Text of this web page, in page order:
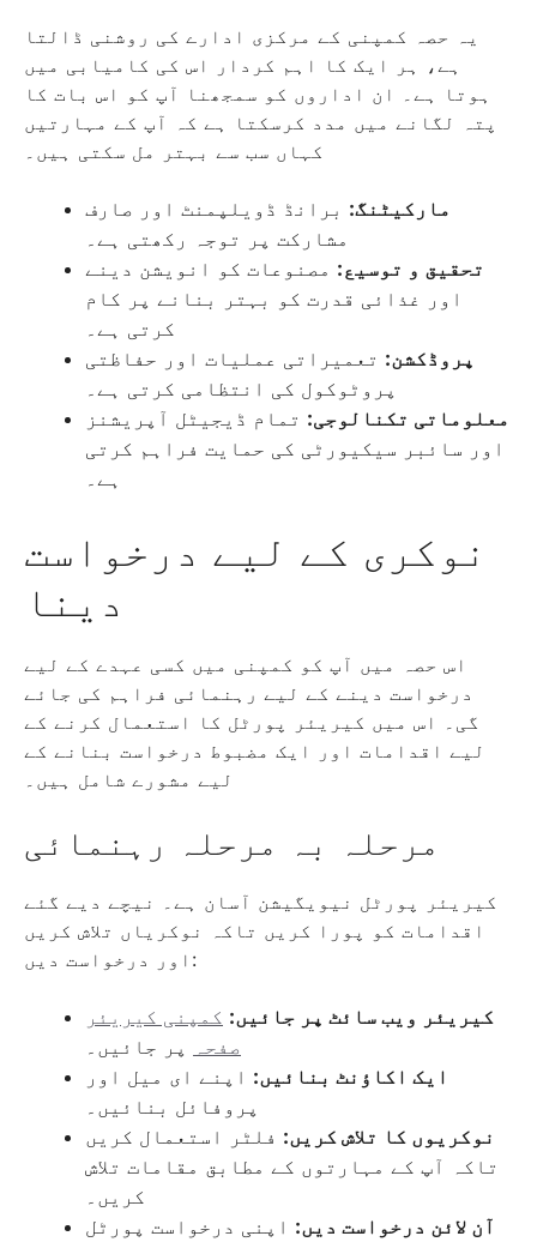
یہ حصہ کمپنی کے مرکزی ادارے کی روشنی ڈالتا
ہے، ہر ایک کا اہم کردار اس کی کامیابی میں
ہوتا ہے۔ ان اداروں کو سمجھنا آپ کو اس بات کا
پتہ لگانے میں مدد کرسکتا ہے کہ آپ کے مہارتیں
کہاں سب سے بہتر مل سکتی ہیں۔
مارکیٹنگ: برانڈ ڈویلپمنٹ اور صارف
مشارکت پر توجہ رکھتی ہے۔
تحقیق و توسیع: مصنوعات کو انویشن دینے
اور غذائی قدرت کو بہتر بنانے پر کام
کرتی ہے۔
پروڈکشن: تعمیراتی عملیات اور حفاظتی
پروٹوکول کی انتظامی کرتی ہے۔
معلوماتی تکنالوجی: تمام ڈیجیٹل آپریشنز
اور سائبر سیکیورٹی کی حمایت فراہم کرتی
ہے۔
نوکری کے لیے درخواست
دینا
اس حصہ میں آپ کو کمپنی میں کسی عہدے کے لیے
درخواست دینے کے لیے رہنمائی فراہم کی جائے
گی۔ اس میں کیریئر پورٹل کا استعمال کرنے کے
لیے اقدامات اور ایک مضبوط درخواست بنانے کے
لیے مشورے شامل ہیں۔
مرحلہ بہ مرحلہ رہنمائی
کیریئر پورٹل نیویگیشن آسان ہے۔ نیچے دیے گئے
اقدامات کو پورا کریں تاکہ نوکریاں تلاش کریں
اور درخواست دیں:
کیریئر ویب سائٹ پر جائیں: کمپنی کیریئر
صفحہ
پر جائیں۔
ایک اکاؤنٹ بنائیں: اپنے ای میل اور
پروفائل بنائیں۔
نوکریوں کا تلاش کریں: فلٹر استعمال کریں
تاکہ آپ کے مہارتوں کے مطابق مقامات تلاش
کریں۔
آن لائن درخواست دیں: اپنی درخواست پورٹل